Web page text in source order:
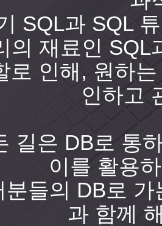
SQL과 SQL
의 재료인 SQL
로 인해, 원하
인하고
길은 DB로 통
이를 활용
분들의 DB로
과 함께